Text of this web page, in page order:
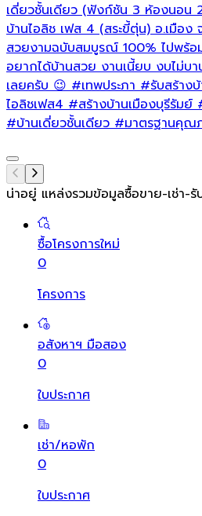
เดี่ยวชั้นเดียว (ฟังก์ชัน 3 ห้องนอน
บ้านไอลิช เฟส 4 (สระขี้ตุ่น) อ.เมือง
สวยงามฉบับสมบูรณ์ 100% ไปพร้อ
อยากได้บ้านสวย งานเนี้ยบ งบไม่บ
เลยครับ 😉#เทพประภา #รับสร้าง
ไอลิชเฟส4 #สร้างบ้านเมืองบุรีรัมย์
#บ้านเดี่ยวชั้นเดียว #มาตรฐานคุณ
น่าอยู่ แหล่งรวมข้อมูลซื้อขาย-เช่า-
ซื้อโครงการใหม่
0
โครงการ
อสังหาฯ มือสอง
0
ใบประกาศ
เช่า/หอพัก
0
ใบประกาศ